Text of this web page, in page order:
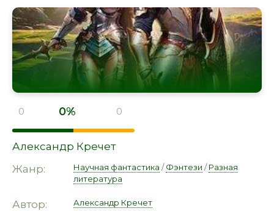
0 0% 0
Александр Кречет
Жанр:
Научная фантастика /Фэнтези /Разная
литература
Автор: Александр Кречет